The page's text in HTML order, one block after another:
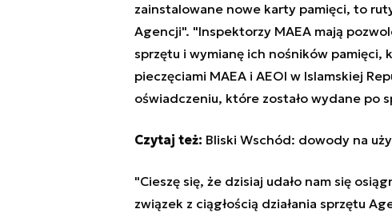
zainstalowane nowe karty pamięci, to
Agencji". "Inspektorzy MAEA mają
sprzętu i wymianę ich nośników
pieczęciami MAEA i AEOI w Islamskiej
oświadczeniu, które zostało wydane po
Czytaj też: Bliski Wschód: dowody na
"Cieszę się, że dzisiaj udało nam się
związek z ciągłością działania sprzętu